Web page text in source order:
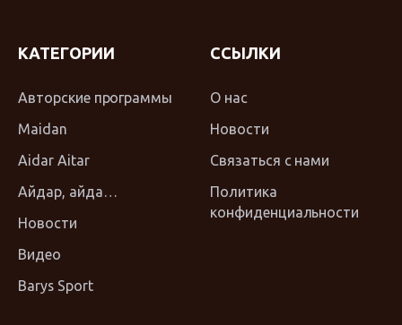
КАТЕГОРИИ
Авторские программы
Maidan
Aidar Aitar
Айдар, айда…
Новости
Видео
Barys Sport
ССЫЛКИ
О нас
Новости
Связаться с нами
Политика
конфиденциальности